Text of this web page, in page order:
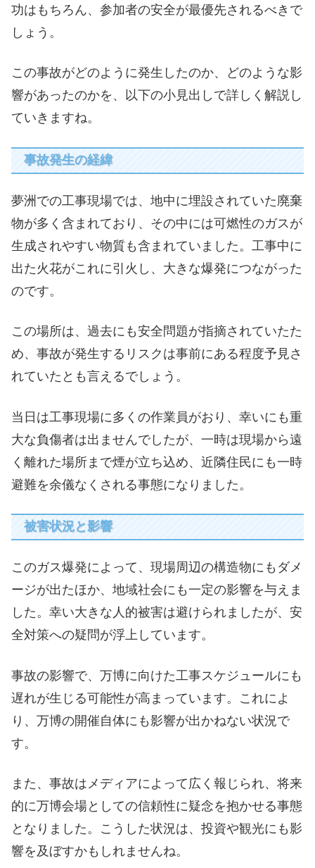
功はもちろん、参加者の安全が最優先されるべきで
しょう。
この事故がどのように発生したのか、どのような影
響があったのかを、以下の小見出しで詳しく解説し
ていきますね。
事故発生の経緯
夢洲での工事現場では、地中に埋設されていた廃棄
物が多く含まれており、その中には可燃性のガスが
生成されやすい物質も含まれていました。工事中に
出た火花がこれに引火し、大きな爆発につながった
のです。
この場所は、過去にも安全問題が指摘されていたた
め、事故が発生するリスクは事前にある程度予見さ
れていたとも言えるでしょう。
当日は工事現場に多くの作業員がおり、幸いにも重
大な負傷者は出ませんでしたが、一時は現場から遠
く離れた場所まで煙が立ち込め、近隣住民にも一時
避難を余儀なくされる事態になりました。
被害状況と影響
このガス爆発によって、現場周辺の構造物にもダメ
ージが出たほか、地域社会にも一定の影響を与えま
した。幸い大きな人的被害は避けられましたが、安
全対策への疑問が浮上しています。
事故の影響で、万博に向けた工事スケジュールにも
遅れが生じる可能性が高まっています。これによ
り、万博の開催自体にも影響が出かねない状況で
す。
また、事故はメディアによって広く報じられ、将来
的に万博会場としての信頼性に疑念を抱かせる事態
となりました。こうした状況は、投資や観光にも影
響を及ぼすかもしれませんね。